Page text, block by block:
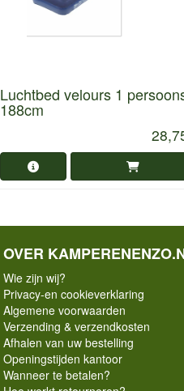
Luchtbed velours 1
188cm
OVER
Wie zijn wij?
Privacy-en cookieverklaring
Algemene voorwaarden
Verzending & verzendkosten
Afhalen van uw bestelling
Openingstijden kantoor
Wanneer te betalen?